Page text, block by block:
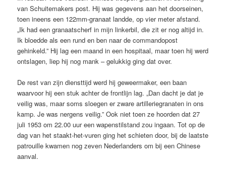
van Schuitemakers post. Hij was gegevens aan het doorseinen,
toen ineens een 122mm-granaat landde, op vier meter afstand.
„Ik had een granaatscherf in mijn linkerbil, die zit er nog altijd in.
Ik bloedde als een rund en ben naar de commandopost
gehinkeld.” Hij lag een maand in een hospitaal, maar toen hij werd
ontslagen, liep hij nog mank – gelukkig ging dat over.
De rest van zijn diensttijd werd hij geweermaker, een baan
waarvoor hij een stuk achter de frontlijn lag. „Dan dacht je dat je
veilig was, maar soms sloegen er zware artilleriegranaten in ons
kamp. Je was nergens veilig.” Ook niet toen ze hoorden dat 27
juli 1953 om 22.00 uur een wapenstilstand zou ingaan. Tot op de
dag van het staakt-het-vuren ging het schieten door, bij de laatste
patrouille kwamen nog zeven Nederlanders om bij een Chinese
aanval.